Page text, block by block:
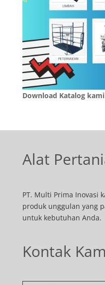
Download Katalog kami
Alat
PT. Multi Prima Inovasi
produk unggulan yang
untuk kebutuhan Anda.
Kontak